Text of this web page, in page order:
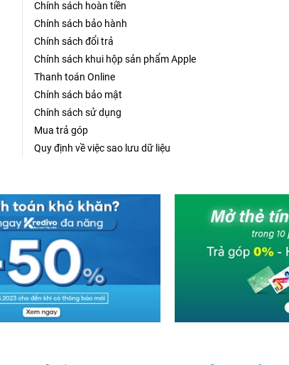
Chính sách hoàn tiền
Chính sách bảo hành
Chính sách đổi trả
Chính sách khui hộp sản phẩm Apple
Thanh toán Online
Chính sách bảo mật
Chính sách sử dụng
Mua trả góp
Quy định về việc sao lưu dữ liệu